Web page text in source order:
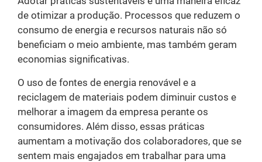
de otimizar a produção. Processos que reduzem o
consumo de energia e recursos naturais não só
beneficiam o meio ambiente, mas também geram
economias significativas.
O uso de fontes de energia renovável e a
reciclagem de materiais podem diminuir custos e
melhorar a imagem da empresa perante os
consumidores. Além disso, essas práticas
aumentam a motivação dos colaboradores, que se
sentem mais engajados em trabalhar para uma